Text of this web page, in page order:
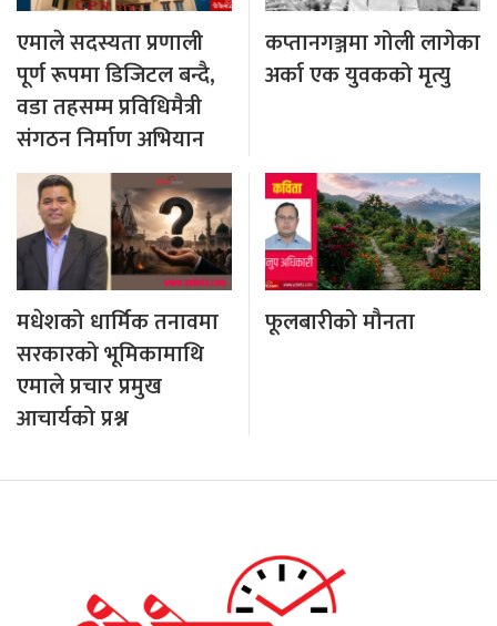
एमाले सदस्यता प्रणाली
पूर्ण रूपमा डिजिटल बन्दै,
वडा तहसम्म प्रविधिमैत्री
संगठन निर्माण अभियान
कप्तानगञ्जमा गोली लागेका
अर्का एक युवकको मृत्यु
मधेशको धार्मिक तनावमा
सरकारको भूमिकामाथि
एमाले प्रचार प्रमुख
आचार्यको प्रश्न
फूलबारीको मौनता